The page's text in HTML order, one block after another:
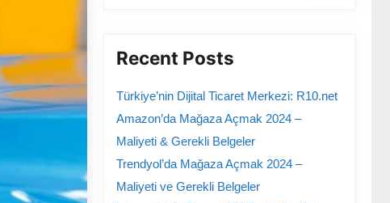
Recent Posts
Türkiye’nin Dijital Ticaret Merkezi: R10.net
Amazon’da Mağaza Açmak 2024 –
Maliyeti & Gerekli Belgeler
Trendyol’da Mağaza Açmak 2024 –
Maliyeti ve Gerekli Belgeler